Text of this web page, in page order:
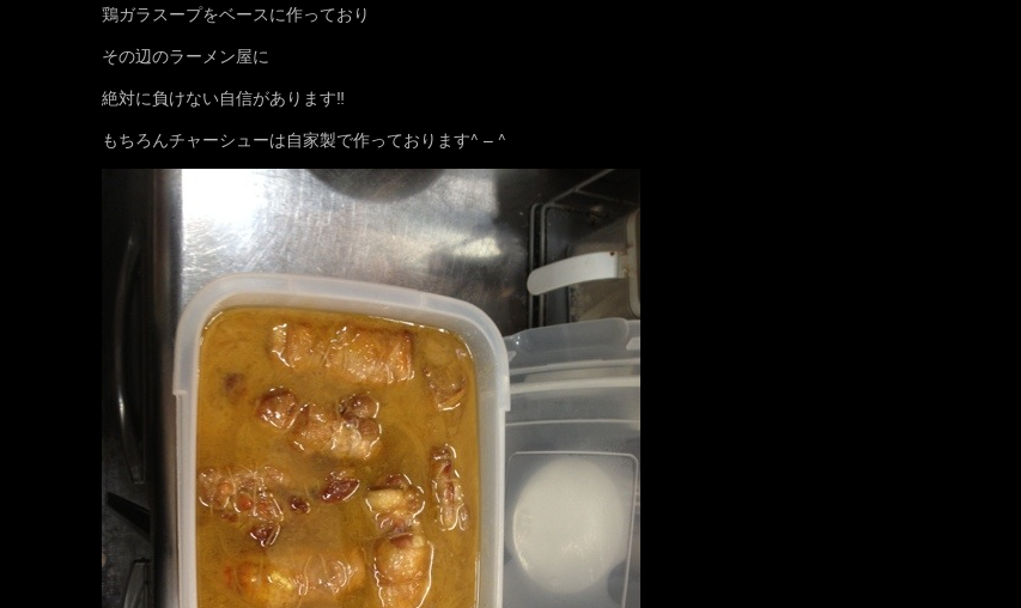
鶏ガラスープをベースに作っており
その辺のラーメン屋に
絶対に負けない自信があります‼
もちろんチャーシューは自家製で作っております^ – ^